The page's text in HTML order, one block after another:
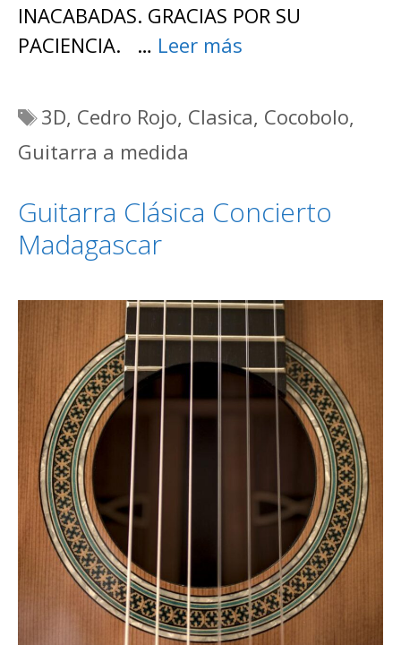
INACABADAS. GRACIAS POR SU
PACIENCIA. … Leer más
Etiquetas
3D, Cedro Rojo, Clasica, Cocobolo,
Guitarra a medida
Guitarra Clásica Concierto
Madagascar